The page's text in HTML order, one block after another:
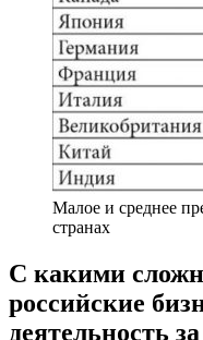
Малое и среднее
странах
С какими
российские
деятельность